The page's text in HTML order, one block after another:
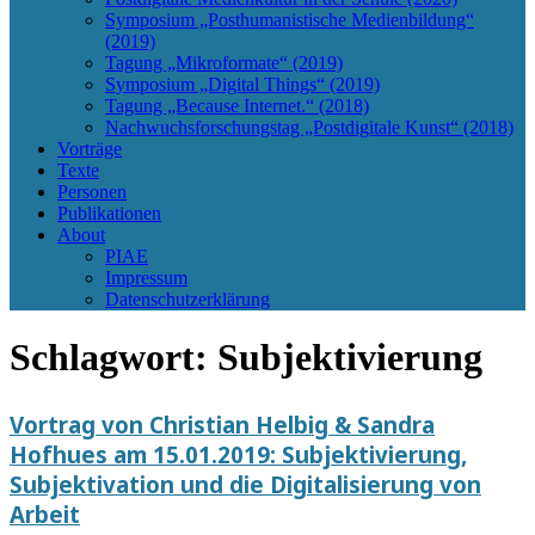
Symposium „Posthumanistische Medienbildung“
(2019)
Tagung „Mikroformate“ (2019)
Symposium „Digital Things“ (2019)
Tagung „Because Internet.“ (2018)
Nachwuchsforschungstag „Postdigitale Kunst“ (2018)
Vorträge
Texte
Personen
Publikationen
About
PIAE
Impressum
Datenschutzerklärung
Schlagwort: Subjektivierung
Vortrag von Christian Helbig & Sandra
Hofhues am 15.01.2019: Subjektivierung,
Subjektivation und die Digitalisierung von
Arbeit